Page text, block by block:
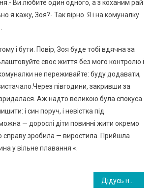
Ви любите один одного, a з коханим рай
я кажу, Зоя?- Так вірно. Я і на комуналку
і бути. Повір, Зоя буде тобі вдячна за
своє життя без мого контролю і
не переживайте: буду додавати,
півгодини, закривши за
Аж надто великою була спокуса
і син поруч, і невістка під
— дорослі діти повинні жити окремо
справу зробила — виростила. Прийшла
y вільне плавання «.